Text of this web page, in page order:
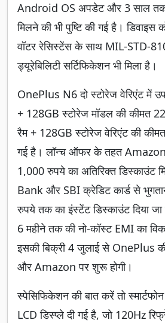
Android OS अपडेट और 3 साल तक
मिलने की भी पुष्टि की गई है।
वॉटर रेसिस्टेंस के साथ MIL-STD-
ड्यूरेबिलिटी सर्टिफिकेशन भी मिला है।
OnePlus N6 दो स्टोरेज वेरिएंट में
+ 128GB स्टोरेज मॉडल की कीमत
रैम + 128GB स्टोरेज वेरिएंट की
गई है। लॉन्च ऑफर के तहत
1,000 रुपये का अतिरिक्त डिस्काउंट
Bank और SBI क्रेडिट कार्ड से
रुपये तक का इंस्टेंट डिस्काउंट दिया
6 महीने तक की नो-कॉस्ट EMI का
इसकी बिक्री 4 जुलाई से OnePlus
और Amazon पर शुरू होगी।
स्पेसिफिकेशन की बात करें तो
LCD डिस्प्ले दी गई है, जो 120Hz